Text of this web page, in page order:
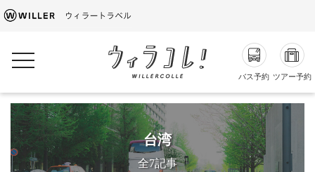
バス予約 ツアー予約
toggle navigation
台湾
全7記事